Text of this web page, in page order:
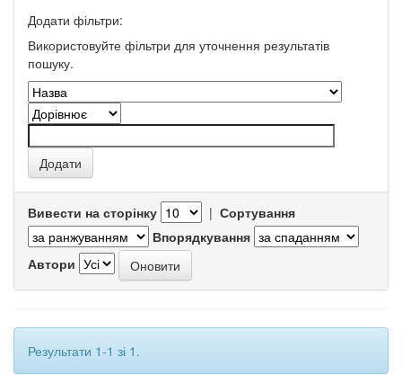
Додати фільтри:
Використовуйте фільтри для уточнення результатів
пошуку.
Вивести на сторінку | Сортування
Впорядкування
Автори
Результати 1-1 зі 1.